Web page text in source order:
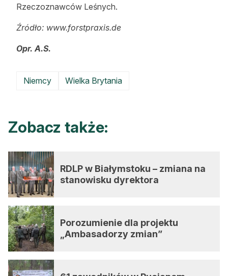
Rzeczoznawców Leśnych.
Źródło: www.forstpraxis.de
Opr. A.S.
Niemcy Wielka Brytania
Zobacz także:
RDLP w Białymstoku – zmiana na
stanowisku dyrektora
Porozumienie dla projektu
„Ambasadorzy zmian”